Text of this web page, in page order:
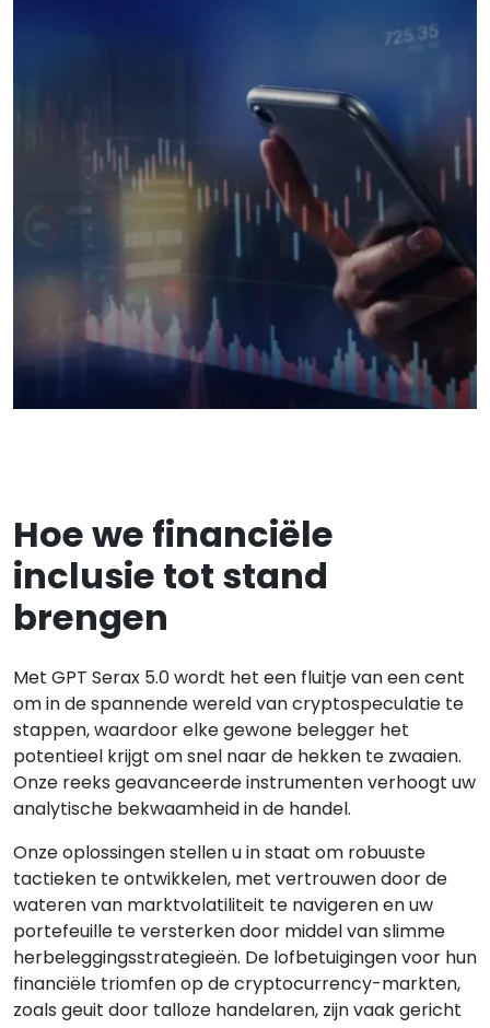
Hoe we financiële
inclusie tot stand
brengen
Met GPT Serax 5.0 wordt het een fluitje van een cent
om in de spannende wereld van cryptospeculatie te
stappen, waardoor elke gewone belegger het
potentieel krijgt om snel naar de hekken te zwaaien.
Onze reeks geavanceerde instrumenten verhoogt uw
analytische bekwaamheid in de handel.
Onze oplossingen stellen u in staat om robuuste
tactieken te ontwikkelen, met vertrouwen door de
wateren van marktvolatiliteit te navigeren en uw
portefeuille te versterken door middel van slimme
herbeleggingsstrategieën. De lofbetuigingen voor hun
financiële triomfen op de cryptocurrency-markten,
zoals geuit door talloze handelaren, zijn vaak gericht